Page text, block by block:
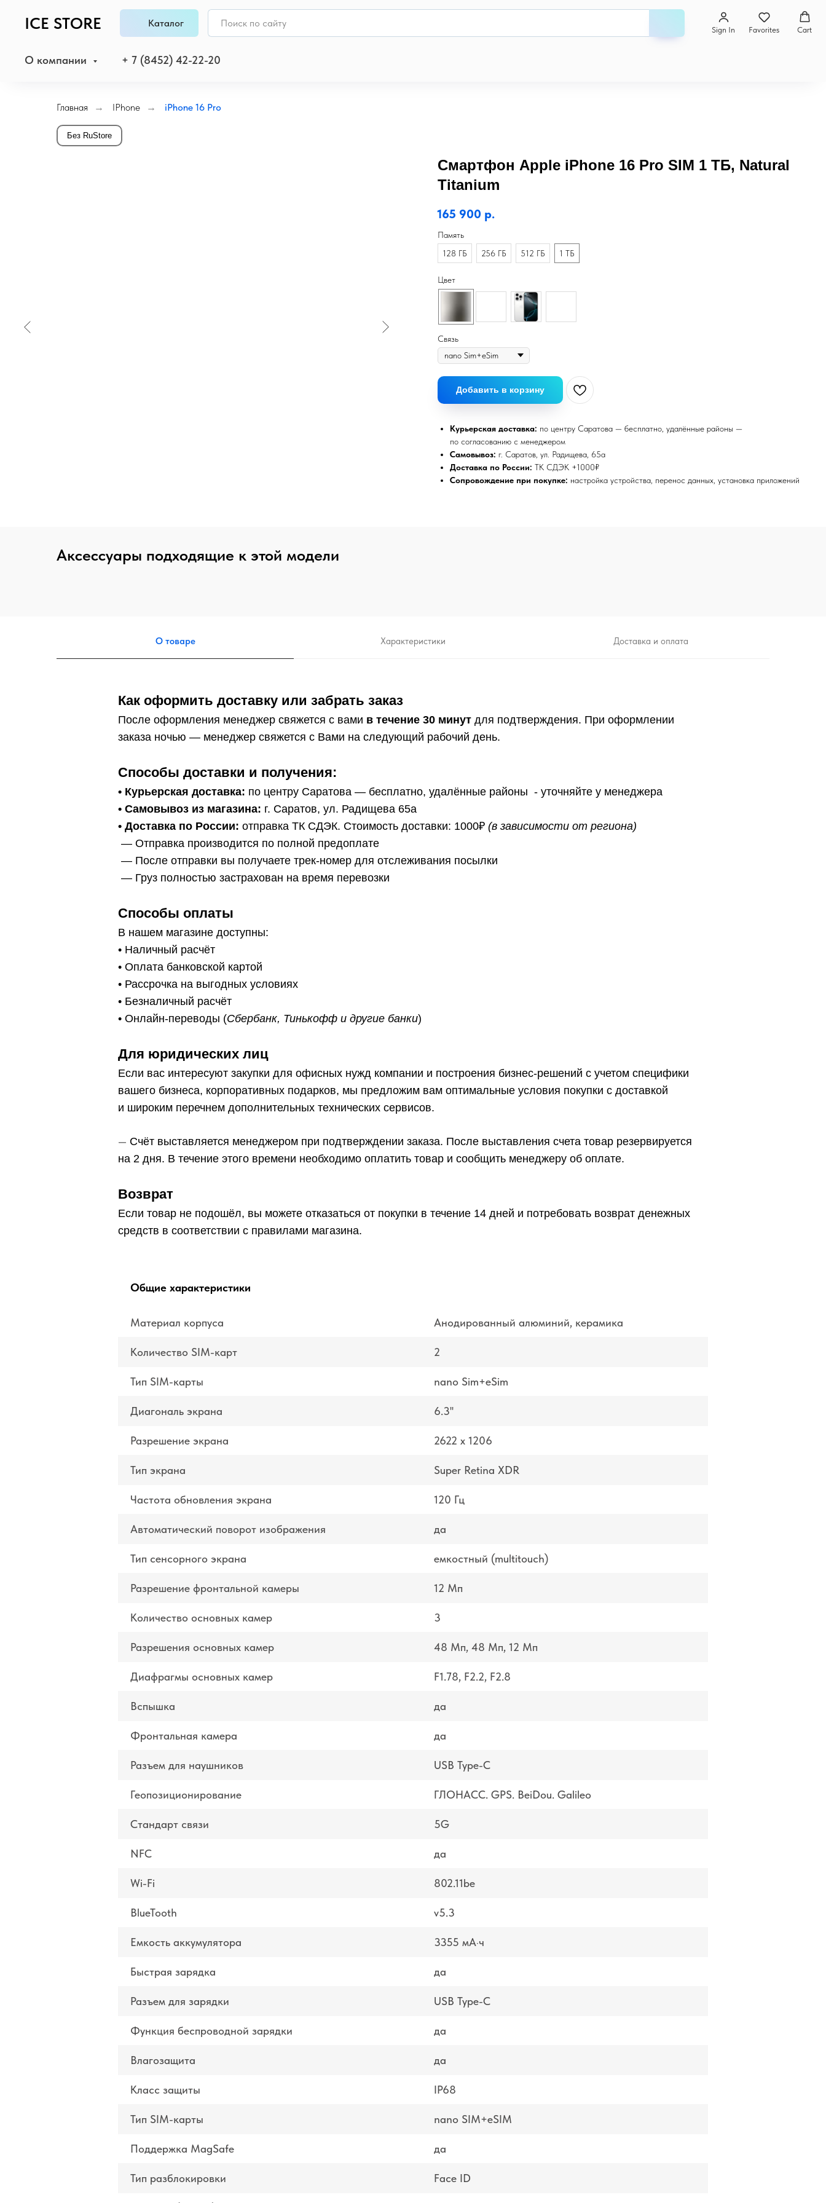
ICE STORE Каталог
Sign In Favorites Cart
О компании + 7 (8452) 42-22-20
Главная → IPhone → iPhone 16 Pro
Без RuStore
Смартфон Apple iPhone 16 Pro SIM 1 ТБ, Natural
Titanium
165 900 р.
Память
1 ТБ
128 ГБ 256 ГБ 512 ГБ
Цвет
Связь
Добавить в корзину
Курьерская доставка: по центру Саратова — бесплатно, удалённые районы —
по согласованию с менеджером
Самовывоз: г. Саратов, ул. Радищева, 65а
Доставка по России: ТК СДЭК +1000₽
Сопровождение при покупке: настройка устройства, перенос данных, установка приложений
Аксессуары подходящие к этой модели
О товаре Характеристики Доставка и оплата
Как оформить доставку или забрать заказ
После оформления менеджер свяжется с вами в течение 30 минут для подтверждения. При оформлении
заказа ночью — менеджер свяжется с Вами на следующий рабочий день.
Способы доставки и получения:
• Курьерская доставка: по центру Саратова — бесплатно, удалённые районы - уточняйте у менеджера
• Самовывоз из магазина: г. Саратов, ул. Радищева 65а
• Доставка по России: отправка ТК СДЭК. Стоимость доставки: 1000₽ (в зависимости от региона)
— Отправка производится по полной предоплате
— После отправки вы получаете трек-номер для отслеживания посылки
— Груз полностью застрахован на время перевозки
Способы оплаты
В нашем магазине доступны:
• Наличный расчёт
• Оплата банковской картой
• Рассрочка на выгодных условиях
• Безналичный расчёт
• Онлайн-переводы (Сбербанк, Тинькофф и другие банки)
Для юридических лиц
Если вас интересуют закупки для офисных нужд компании и построения бизнес-решений с учетом специфики
вашего бизнеса, корпоративных подарков, мы предложим вам оптимальные условия покупки с доставкой
и широким перечнем дополнительных технических сервисов.
— Счёт выставляется менеджером при подтверждении заказа. После выставления счета товар резервируется
на 2 дня. В течение этого времени необходимо оплатить товар и сообщить менеджеру об оплате.
Возврат
Если товар не подошёл, вы можете отказаться от покупки в течение 14 дней и потребовать возврат денежных
средств в соответствии с правилами магазина.
Общие характеристики
Материал корпуса Анодированный алюминий, керамика
Количество SIM-карт 2
Тип SIM-карты nano Sim+eSim
Диагональ экрана 6.3''
Разрешение экрана 2622 x 1206
Тип экрана Super Retina XDR
Частота обновления экрана 120 Гц
Автоматический поворот изображения да
Тип сенсорного экрана емкостный (multitouch)
Разрешение фронтальной камеры 12 Мп
Количество основных камер 3
Разрешения основных камер 48 Мп, 48 Мп, 12 Мп
Диафрагмы основных камер F1.78, F2.2, F2.8
Вспышка да
Фронтальная камера да
Разъем для наушников USB Type-C
Геопозиционирование ГЛОНАСС. GPS. BeiDou. Galileo
Стандарт связи 5G
NFC да
Wi-Fi 802.11be
BlueTooth v5.3
Емкость аккумулятора 3355 мА·ч
Быстрая зарядка да
Разъем для зарядки USB Type-C
Функция беспроводной зарядки да
Влагозащита да
Класс защиты IP68
Тип SIM-карты nano SIM+eSIM
Поддержка MagSafe да
Тип разблокировки Face ID